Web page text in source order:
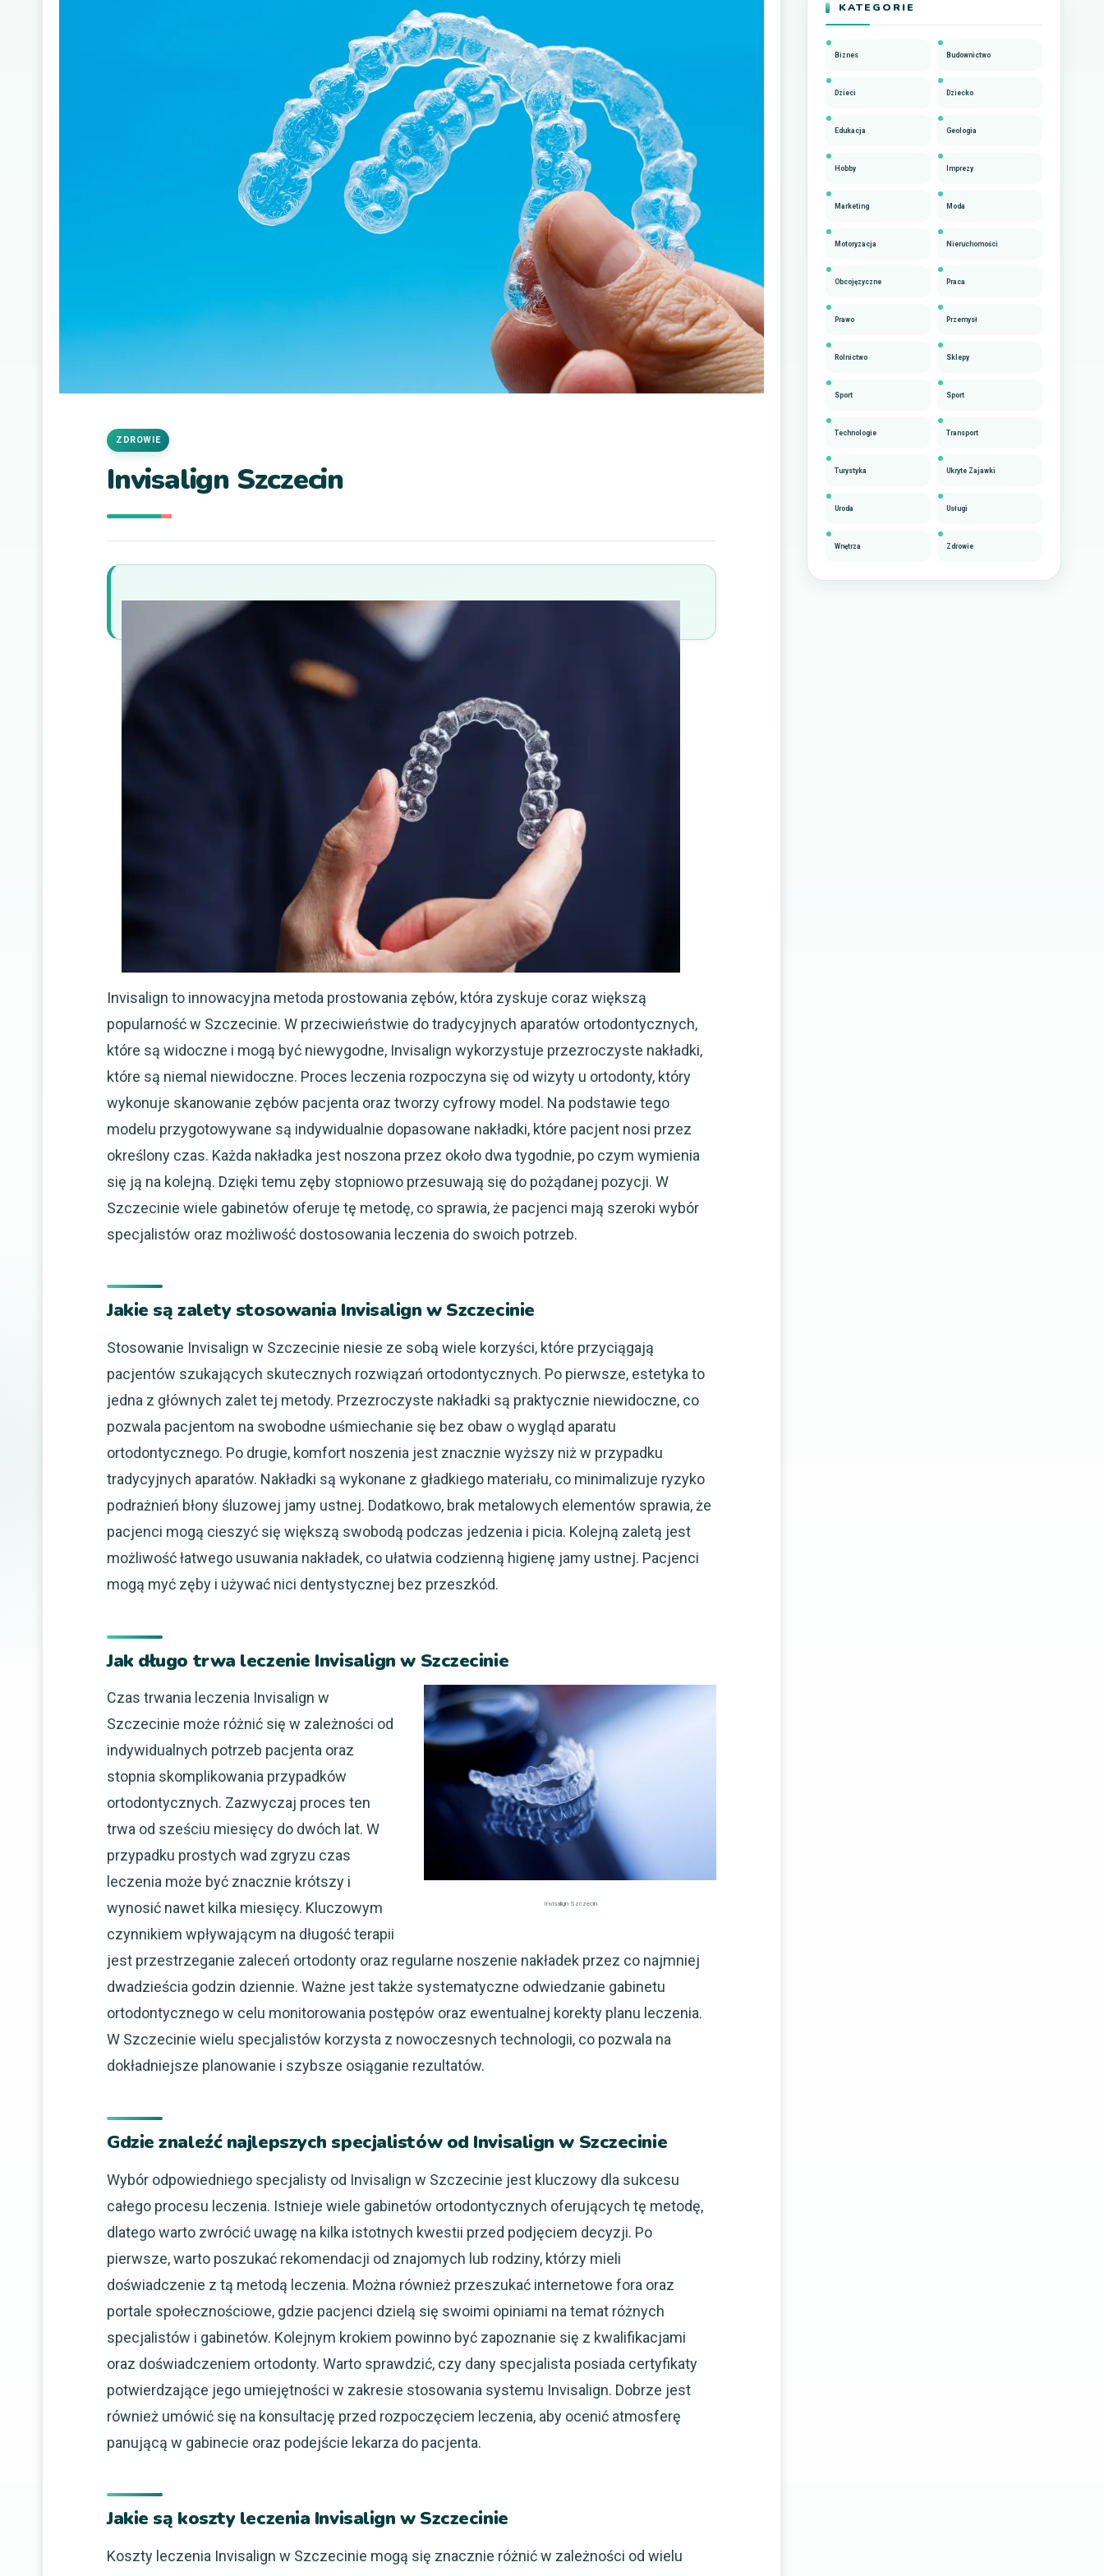
Invisalign Szczecin
ZDROWIE
Invisalign to innowacyjna metoda prostowania zębów, która zyskuje coraz większą
popularność w Szczecinie. W przeciwieństwie do tradycyjnych aparatów ortodontycznych,
które są widoczne i mogą być niewygodne, Invisalign wykorzystuje przezroczyste nakładki,
które są niemal niewidoczne. Proces leczenia rozpoczyna się od wizyty u ortodonty, który
wykonuje skanowanie zębów pacjenta oraz tworzy cyfrowy model. Na podstawie tego
modelu przygotowywane są indywidualnie dopasowane nakładki, które pacjent nosi przez
określony czas. Każda nakładka jest noszona przez około dwa tygodnie, po czym wymienia
się ją na kolejną. Dzięki temu zęby stopniowo przesuwają się do pożądanej pozycji. W
Szczecinie wiele gabinetów oferuje tę metodę, co sprawia, że pacjenci mają szeroki wybór
specjalistów oraz możliwość dostosowania leczenia do swoich potrzeb.
Jakie są zalety stosowania Invisalign w Szczecinie
Stosowanie Invisalign w Szczecinie niesie ze sobą wiele korzyści, które przyciągają
pacjentów szukających skutecznych rozwiązań ortodontycznych. Po pierwsze, estetyka to
jedna z głównych zalet tej metody. Przezroczyste nakładki są praktycznie niewidoczne, co
pozwala pacjentom na swobodne uśmiechanie się bez obaw o wygląd aparatu
ortodontycznego. Po drugie, komfort noszenia jest znacznie wyższy niż w przypadku
tradycyjnych aparatów. Nakładki są wykonane z gładkiego materiału, co minimalizuje ryzyko
podrażnień błony śluzowej jamy ustnej. Dodatkowo, brak metalowych elementów sprawia, że
pacjenci mogą cieszyć się większą swobodą podczas jedzenia i picia. Kolejną zaletą jest
możliwość łatwego usuwania nakładek, co ułatwia codzienną higienę jamy ustnej. Pacjenci
mogą myć zęby i używać nici dentystycznej bez przeszkód.
Jak długo trwa leczenie Invisalign w Szczecinie
Invisalign Szczecin
Czas trwania leczenia Invisalign w
Szczecinie może różnić się w zależności od
indywidualnych potrzeb pacjenta oraz
stopnia skomplikowania przypadków
ortodontycznych. Zazwyczaj proces ten
trwa od sześciu miesięcy do dwóch lat. W
przypadku prostych wad zgryzu czas
leczenia może być znacznie krótszy i
wynosić nawet kilka miesięcy. Kluczowym
czynnikiem wpływającym na długość terapii
jest przestrzeganie zaleceń ortodonty oraz regularne noszenie nakładek przez co najmniej
dwadzieścia godzin dziennie. Ważne jest także systematyczne odwiedzanie gabinetu
ortodontycznego w celu monitorowania postępów oraz ewentualnej korekty planu leczenia.
W Szczecinie wielu specjalistów korzysta z nowoczesnych technologii, co pozwala na
dokładniejsze planowanie i szybsze osiąganie rezultatów.
Gdzie znaleźć najlepszych specjalistów od Invisalign w Szczecinie
Wybór odpowiedniego specjalisty od Invisalign w Szczecinie jest kluczowy dla sukcesu
całego procesu leczenia. Istnieje wiele gabinetów ortodontycznych oferujących tę metodę,
dlatego warto zwrócić uwagę na kilka istotnych kwestii przed podjęciem decyzji. Po
pierwsze, warto poszukać rekomendacji od znajomych lub rodziny, którzy mieli
doświadczenie z tą metodą leczenia. Można również przeszukać internetowe fora oraz
portale społecznościowe, gdzie pacjenci dzielą się swoimi opiniami na temat różnych
specjalistów i gabinetów. Kolejnym krokiem powinno być zapoznanie się z kwalifikacjami
oraz doświadczeniem ortodonty. Warto sprawdzić, czy dany specjalista posiada certyfikaty
potwierdzające jego umiejętności w zakresie stosowania systemu Invisalign. Dobrze jest
również umówić się na konsultację przed rozpoczęciem leczenia, aby ocenić atmosferę
panującą w gabinecie oraz podejście lekarza do pacjenta.
Jakie są koszty leczenia Invisalign w Szczecinie
Koszty leczenia Invisalign w Szczecinie mogą się znacznie różnić w zależności od wielu
KATEGORIE
Biznes Budownictwo
Dzieci Dziecko
Edukacja Geologia
Hobby Imprezy
Marketing Moda
Motoryzacja Nieruchomości
Obcojęzyczne Praca
Prawo Przemysł
Rolnictwo Sklepy
Sport Sport
Technologie Transport
Turystyka Ukryte Zajawki
Uroda Usługi
Wnętrza Zdrowie